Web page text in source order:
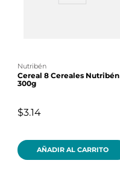
nutribén
Cereal 8 Cereales Nutribén
300g
$3.14
AÑADIR AL CARRITO